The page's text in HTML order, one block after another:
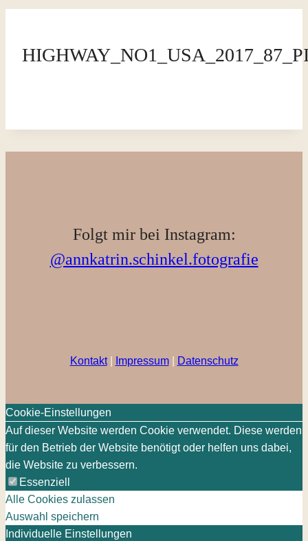
Folgt mir bei Instagram:
@annkatrin.schinkel.fotografie
Kontakt| Impressum| Datenschutz
Cookie-Einstellungen
Auf dieser Website werden Cookie verwendet. Diese werden
für den Betrieb der Website benötigt oder helfen uns dabei,
die Website zu verbessern.
Essenziell
Alle Cookies zulassen
Auswahl speichern
Individuelle Einstellungen